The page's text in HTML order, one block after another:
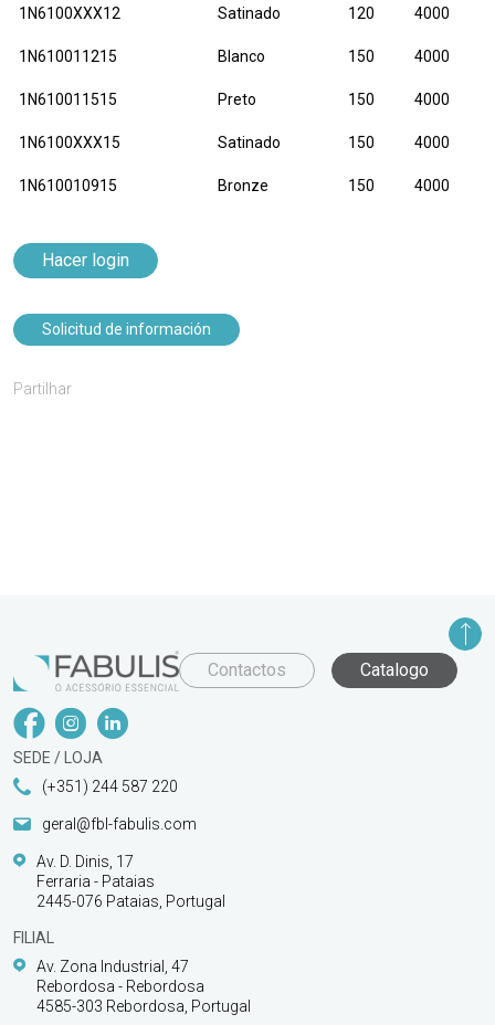
1N6100XXX12 Satinado 120 4000
1N610011215 Blanco 150 4000
1N610011515 Preto 150 4000
1N6100XXX15 Satinado 150 4000
1N610010915 Bronze 150 4000
Hacer login
Solicitud de información
Partilhar
Contactos Catalogo
SEDE / LOJA
(+351) 244 587 220
geral@fbl-fabulis.com
Av. D. Dinis, 17
Ferraria - Pataias
2445-076 Pataias, Portugal
FILIAL
Av. Zona Industrial, 47
Rebordosa - Rebordosa
4585-303 Rebordosa, Portugal